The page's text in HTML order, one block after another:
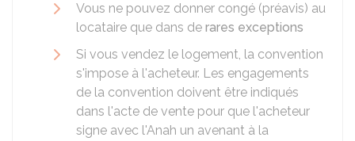
Vous ne pouvez donner congé (préavis) au
locataire que dans de rares exceptions
Si vous vendez le logement, la convention
s'impose à l'acheteur. Les engagements
de la convention doivent être indiqués
dans l'acte de vente pour que l'acheteur
signe avec l'Anah un avenant à la